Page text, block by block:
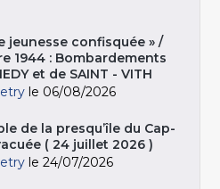
jeunesse confisquée » /
1944 : Bombardements
et de SAINT - VITH
le 06/08/2026
de la presqu’île du Cap-
( 24 juillet 2026 )
le 24/07/2026